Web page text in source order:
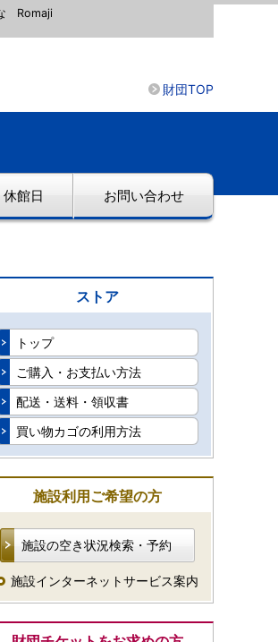
Romaji
財団TOP
休館日 お問い合わせ
ストア
トップ
ご購入・お支払い方法
配送・送料・領収書
買い物カゴの利用方法
施設利用ご希望の方
施設の空き状況検索・予約
施設インターネットサービス案内